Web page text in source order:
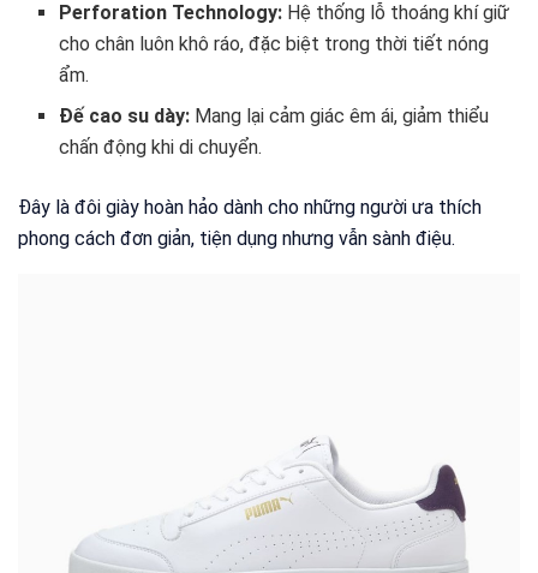
Perforation Technology: Hệ thống lỗ thoáng khí giữ
cho chân luôn khô ráo, đặc biệt trong thời tiết nóng
ẩm.
Đế cao su dày: Mang lại cảm giác êm ái, giảm thiểu
chấn động khi di chuyển.
Đây là đôi giày hoàn hảo dành cho những người ưa thích
phong cách đơn giản, tiện dụng nhưng vẫn sành điệu.